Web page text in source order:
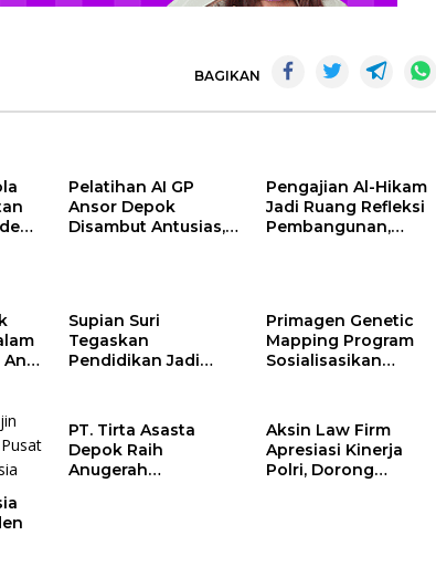
BAGIKAN
Pelatihan AI GP
Ansor Depok
Disambut Antusias,
Pengajian Al-Hikam
Jadi Ruang Refleksi
Pembangunan,
Anti
Supian Suri
Tegaskan
Pendidikan Jadi
Program Kerakyatan
Pemkot Depok
Primagen Genetic
Mapping Program
Sosialisasikan
Pengembangan
Minat, Bakat dan
Potensi Diri Santri di
Pondok Pesantren
PT. Tirta Asasta
Depok Raih
Anugerah
Aksin Law Firm
Apresiasi Kinerja
Polri, Dorong